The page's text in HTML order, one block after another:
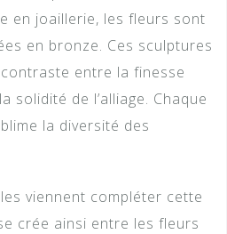
en joaillerie, les fleurs sont
en bronze. Ces sculptures
entre la finesse
solidité de l’alliage. Chaque
la diversité des
viennent compléter cette
crée ainsi entre les fleurs